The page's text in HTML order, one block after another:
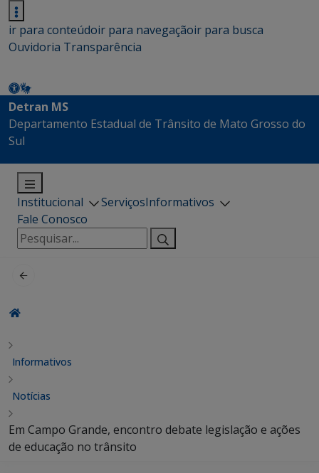
ir para conteúdoir para navegaçãoir para busca
Ouvidoria Transparência
Detran MS
Departamento Estadual de Trânsito de Mato Grosso do
Sul
Institucional ServiçosInformativos
Fale Conosco
Pesquisar
por:
Informativos
Notícias
Em Campo Grande, encontro debate legislação e ações
de educação no trânsito